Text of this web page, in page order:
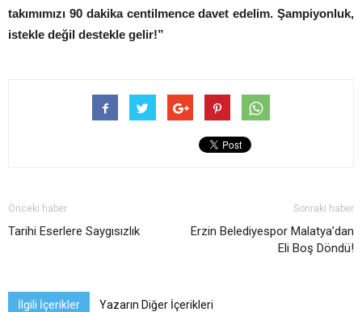
takımımızı 90 dakika centilmence davet edelim. Şampiyonluk,
istekle değil destekle gelir!”
Önceki haber
Tarihi Eserlere Saygısızlık
Sonraki haber
Erzin Belediyespor Malatya’dan
Eli Boş Döndü!
İlgili İçerikler Yazarın Diğer İçerikleri